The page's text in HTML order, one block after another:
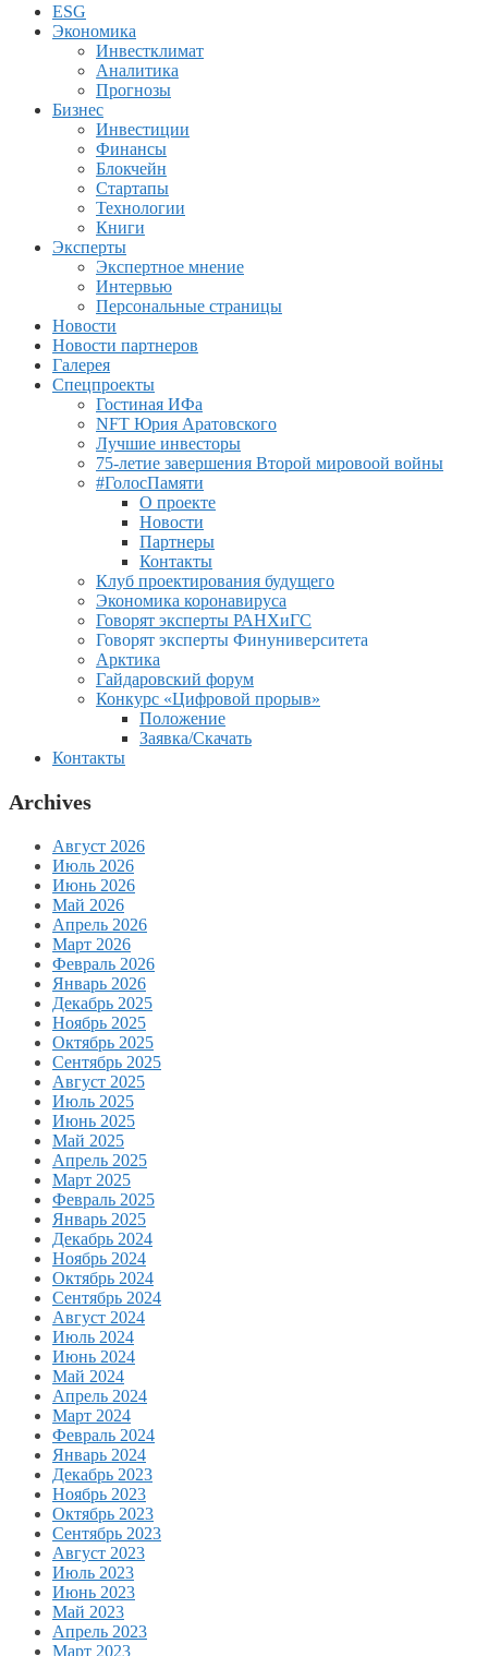
ESG
Экономика
Инвестклимат
Аналитика
Прогнозы
Бизнес
Инвестиции
Финансы
Блокчейн
Стартапы
Технологии
Книги
Эксперты
Экспертное мнение
Интервью
Персональные страницы
Новости
Новости партнеров
Галерея
Спецпроекты
Гостиная ИФа
NFT Юрия Аратовского
Лучшие инвесторы
75-летие завершения Второй мировоой войны
#ГолосПамяти
О проекте
Новости
Партнеры
Контакты
Клуб проектирования будущего
Экономика коронавируса
Говорят эксперты РАНХиГС
Говорят эксперты Финуниверситета
Арктика
Гайдаровский форум
Конкурс «Цифровой прорыв»
Положение
Заявка/Скачать
Контакты
Archives
Август 2026
Июль 2026
Июнь 2026
Май 2026
Апрель 2026
Март 2026
Февраль 2026
Январь 2026
Декабрь 2025
Ноябрь 2025
Октябрь 2025
Сентябрь 2025
Август 2025
Июль 2025
Июнь 2025
Май 2025
Апрель 2025
Март 2025
Февраль 2025
Январь 2025
Декабрь 2024
Ноябрь 2024
Октябрь 2024
Сентябрь 2024
Август 2024
Июль 2024
Июнь 2024
Май 2024
Апрель 2024
Март 2024
Февраль 2024
Январь 2024
Декабрь 2023
Ноябрь 2023
Октябрь 2023
Сентябрь 2023
Август 2023
Июль 2023
Июнь 2023
Май 2023
Апрель 2023
Март 2023